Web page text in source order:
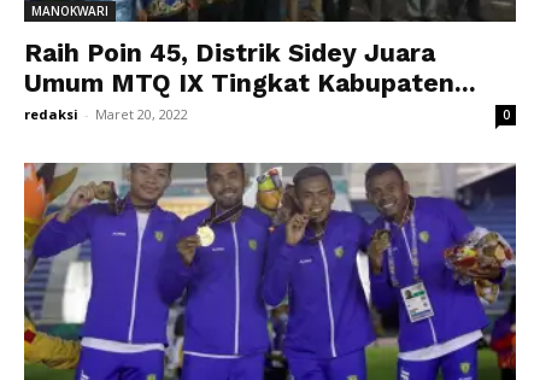
MANOKWARI
Raih Poin 45, Distrik Sidey Juara
Umum MTQ IX Tingkat Kabupaten...
redaksi - Maret 20, 2022 0